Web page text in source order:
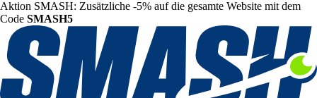
Aktion SMASH: Zusätzliche -5% auf die gesamte Website mit dem
Code SMASH5